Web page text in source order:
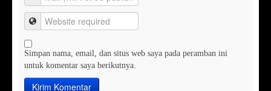
Simpan nama, email, dan situs web saya pada peramban ini
untuk komentar saya berikutnya.